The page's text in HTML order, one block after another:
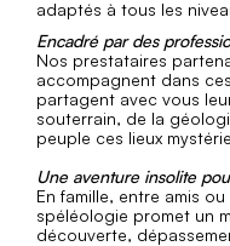
adaptés à tous les
Encadré par des
Nos prestataires
accompagnent dans
partagent avec vous
souterrain, de la
peuple ces lieux
Une aventure insolite
En famille, entre amis
spéléologie promet un
découverte,